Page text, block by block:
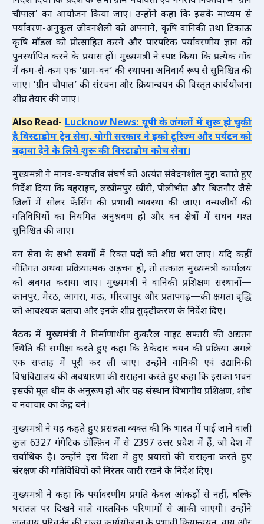
चौपाल’ का आयोजन किया जाए। उन्होंने कहा कि इसके माध्यम से
पर्यावरण-अनुकूल जीवनशैली को अपनाने, कृषि वानिकी तथा टिकाऊ
कृषि मॉडल को प्रोत्साहित करने और पारंपरिक पर्यावरणीय ज्ञान को
पुनर्स्थापित करने के प्रयास हों। मुख्यमंत्री ने स्पष्ट किया कि प्रत्येक गाँव
में कम-से-कम एक ‘ग्राम-वन’ की स्थापना अनिवार्य रूप से सुनिश्चित की
जाए। ‘ग्रीन चौपाल’ की संरचना और क्रियान्वयन की विस्तृत कार्ययोजना
शीघ्र तैयार की जाए।
Also Read-Lucknow News: यूपी के जंगलों में शुरू हो चुकी
है विस्टाडोम ट्रेन सेवा, योगी सरकार ने इको टूरिज्म और पर्यटन को
बढ़ावा देने के लिये शुरू की विस्टाडोम कोच सेवा।
मुख्यमंत्री ने मानव-वन्यजीव संघर्ष को अत्यंत संवेदनशील मुद्दा बताते हुए
निर्देश दिया कि बहराइच, लखीमपुर खीरी, पीलीभीत और बिजनौर जैसे
जिलों में सोलर फेंसिंग की प्रभावी व्यवस्था की जाए। वन्यजीवों की
गतिविधियों का नियमित अनुश्रवण हो और वन क्षेत्रों में सघन गश्त
सुनिश्चित की जाए।
वन सेवा के सभी संवर्गों में रिक्त पदों को शीघ्र भरा जाए। यदि कहीं
नीतिगत अथवा प्रक्रियात्मक अड़चन हो, तो तत्काल मुख्यमंत्री कार्यालय
को अवगत कराया जाए। मुख्यमंत्री ने वानिकी प्रशिक्षण संस्थानों—
कानपुर, मेरठ, आगरा, मऊ, मीरजापुर और प्रतापगढ़—की क्षमता वृद्धि
को आवश्यक बताया और इनके शीघ्र सुदृढ़ीकरण के निर्देश दिए।
बैठक में मुख्यमंत्री ने निर्माणाधीन कुकरैल नाइट सफारी की अद्यतन
स्थिति की समीक्षा करते हुए कहा कि ठेकेदार चयन की प्रक्रिया अगले
एक सप्ताह में पूरी कर ली जाए। उन्होंने वानिकी एवं उद्यानिकी
विश्वविद्यालय की अवधारणा की सराहना करते हुए कहा कि इसका भवन
इसकी मूल थीम के अनुरूप हो और यह संस्थान विभागीय प्रशिक्षण, शोध
व नवाचार का केंद्र बने।
मुख्यमंत्री ने यह कहते हुए प्रसन्नता व्यक्त की कि भारत में पाई जाने वाली
कुल 6327 गंगेटिक डॉल्फ़िन में से 2397 उत्तर प्रदेश में हैं, जो देश में
सर्वाधिक है। उन्होंने इस दिशा में हुए प्रयासों की सराहना करते हुए
संरक्षण की गतिविधियों को निरंतर जारी रखने के निर्देश दिए।
मुख्यमंत्री ने कहा कि पर्यावरणीय प्रगति केवल आंकड़ों से नहीं, बल्कि
धरातल पर दिखने वाले वास्तविक परिणामों से आंकी जाएगी। उन्होंने